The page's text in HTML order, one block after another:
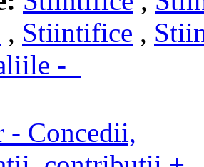
, Stiintifice ,
-